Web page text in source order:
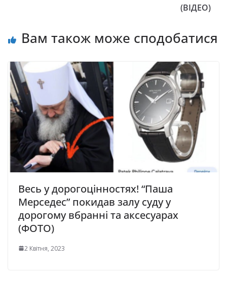
(ВІДЕО)
Вам також може сподобатися
Весь у дорогоцінностях! “Паша
Мерседес” покидав залу суду у
дорогому вбранні та аксесуарах
(ФОТО)
2 Квітня, 2023